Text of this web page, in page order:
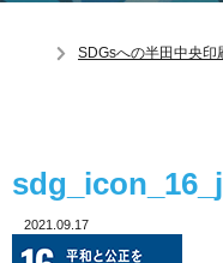
SDGsへの半田中央印
2021.09.17